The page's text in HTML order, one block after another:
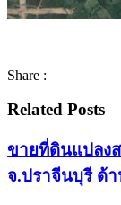
Share :
Related Posts
ขายที่ดินแปลงส
จ.ปราจีนบุรี ด้